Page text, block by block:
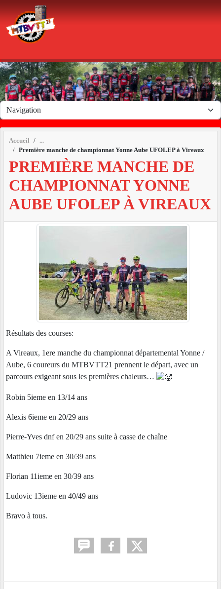
Accueil
Première manche de championnat Yonne Aube UFOLEP à Vireaux
PREMIÈRE MANCHE DE
CHAMPIONNAT YONNE
AUBE UFOLEP À VIREAUX
Résultats des courses:
A Vireaux, 1ere manche du championnat départemental Yonne /
Aube, 6 coureurs du MTBVTT21 prennent le départ, avec un
parcours exigeant sous les premières chaleurs…
Robin 5ieme en 13/14 ans
Alexis 6ieme en 20/29 ans
Pierre-Yves dnf en 20/29 ans suite à casse de chaîne
Matthieu 7ieme en 30/39 ans
Florian 11ieme en 30/39 ans
Ludovic 13ieme en 40/49 ans
Bravo à tous.
Panneau de gestion des cookies